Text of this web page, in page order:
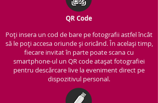
QR Code
Poți insera un cod de bare pe fotografii astfel încât
să le poți accesa oriunde și oricând. În același timp,
fiecare invitat în parte poate scana cu
smartphone-ul un QR code atașat fotografiei
pentru descărcare live la eveniment direct pe
dispozitivul personal.